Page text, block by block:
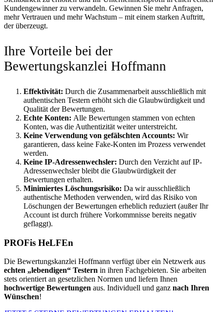
Kundengewinner zu verwandeln. Gewinnen Sie mehr Anfragen,
mehr Vertrauen und mehr Wachstum – mit einem starken Auftritt,
der überzeugt.
Ihre Vorteile bei der
Bewertungskanzlei Hoffmann
Effektivität: Durch die Zusammenarbeit ausschließlich mit
authentischen Testern erhöht sich die Glaubwürdigkeit und
Qualität der Bewertungen.
Echte Konten: Alle Bewertungen stammen von echten
Konten, was die Authentizität weiter unterstreicht.
Keine Verwendung von gefälschten Accounts: Wir
garantieren, dass keine Fake-Konten im Prozess verwendet
werden.
Keine IP-Adressenwechsler: Durch den Verzicht auf IP-
Adressenwechsler bleibt die Glaubwürdigkeit der
Bewertungen erhalten.
Minimiertes Löschungsrisiko: Da wir ausschließlich
authentische Methoden verwenden, wird das Risiko von
Löschungen der Bewertungen erheblich reduziert (außer Ihr
Account ist durch frühere Vorkommnisse bereits negativ
geflaggt).
PROFis HeLFEn
Die Bewertungskanzlei Hoffmann verfügt über ein Netzwerk aus
echten „lebendigen“ Testern in ihren Fachgebieten. Sie arbeiten
stets orientiert an gesetzlichen Normen und liefern Ihnen
hochwertige Bewertungen aus. Individuell und ganz nach Ihren
Wünschen!